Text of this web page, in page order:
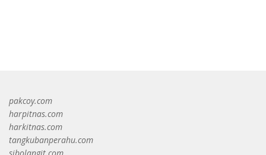
pakcoy.com
harpitnas.com
harkitnas.com
tangkubanperahu.com